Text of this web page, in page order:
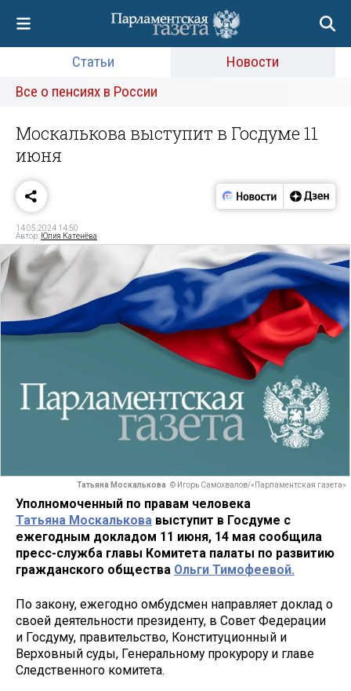
Статьи
Новости
Все о пенсиях в России
Москалькова выступит в Госдуме 11
июня
14.05.2024 14:50
Автор: Юлия Катенёва
Татьяна Москалькова © Игорь Самохвалов/«Парламентская газета»
Уполномоченный по правам человека
Татьяна Москалькова выступит в Госдуме с
ежегодным докладом 11 июня, 14 мая сообщила
пресс-служба главы Комитета палаты по развитию
гражданского общества Ольги Тимофеевой.
По закону, ежегодно омбудсмен направляет доклад о
своей деятельности президенту, в Совет Федерации
и Госдуму, правительство, Конституционный и
Верховный суды, Генеральному прокурору и главе
Следственного комитета.